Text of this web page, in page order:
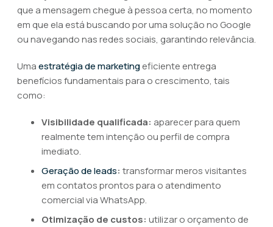
que a mensagem chegue à pessoa certa, no momento
em que ela está buscando por uma solução no Google
ou navegando nas redes sociais, garantindo relevância.
Umaestratégia de marketingeficiente entrega
benefícios fundamentais para o crescimento, tais
como:
Visibilidade qualificada: aparecer para quem
realmente tem intenção ou perfil de compra
imediato.
Geração de leads: transformar meros visitantes
em contatos prontos para o atendimento
comercial via WhatsApp.
Otimização de custos: utilizar o orçamento de